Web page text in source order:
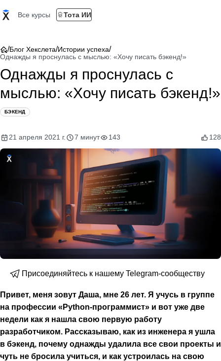
Все курсы Тота ИИ
/Блог Хекслета/Истории успеха/
Однажды я проснулась с мыслью: «Хочу писать бэкенд!»
Однажды я проснулась с
мыслью: «Хочу писать бэкенд!»
БЭКЕНД
21 апреля 2021 г. 7 минут 143 128
Присоединяйтесь к нашему Telegram-сообществу
Привет, меня зовут Даша, мне 26 лет. Я учусь в группе
на профессии «Python-программист» и вот уже две
недели как я нашла свою первую работу
разработчиком. Рассказываю, как из инженера я ушла
в бэкенд, почему однажды удалила все свои проекты и
чуть не бросила учиться, и как устроилась на свою